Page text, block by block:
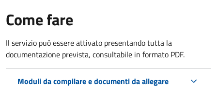
Come fare
Il servizio può essere attivato presentando tutta la
documentazione prevista, consultabile in formato PDF.
Moduli da compilare e documenti da allegare